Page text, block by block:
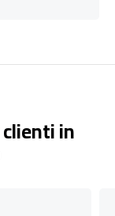
clienti in